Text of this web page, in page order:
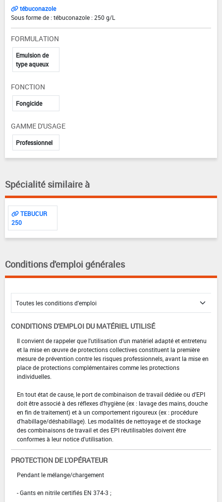
tébuconazole
Sous forme de : tébuconazole : 250 g/L
FORMULATION
Emulsion de
type aqueux
FONCTION
Fongicide
GAMME D'USAGE
Professionnel
Spécialité similaire à
TEBUCUR
250
Conditions d'emploi générales
CONDITIONS D'EMPLOI DU MATÉRIEL UTILISÉ
Il convient de rappeler que l'utilisation d'un matériel adapté et entretenu
et la mise en œuvre de protections collectives constituent la première
mesure de prévention contre les risques professionnels, avant la mise en
place de protections complémentaires comme les protections
individuelles.
En tout état de cause, le port de combinaison de travail dédiée ou d'EPI
doit être associé à des réflexes d'hygiène (ex : lavage des mains, douche
en fin de traitement) et à un comportement rigoureux (ex : procédure
d'habillage/déshabillage). Les modalités de nettoyage et de stockage
des combinaisons de travail et des EPI réutilisables doivent être
conformes à leur notice d'utilisation.
PROTECTION DE L'OPÉRATEUR
Pendant le mélange/chargement
- Gants en nitrile certifiés EN 374-3 ;